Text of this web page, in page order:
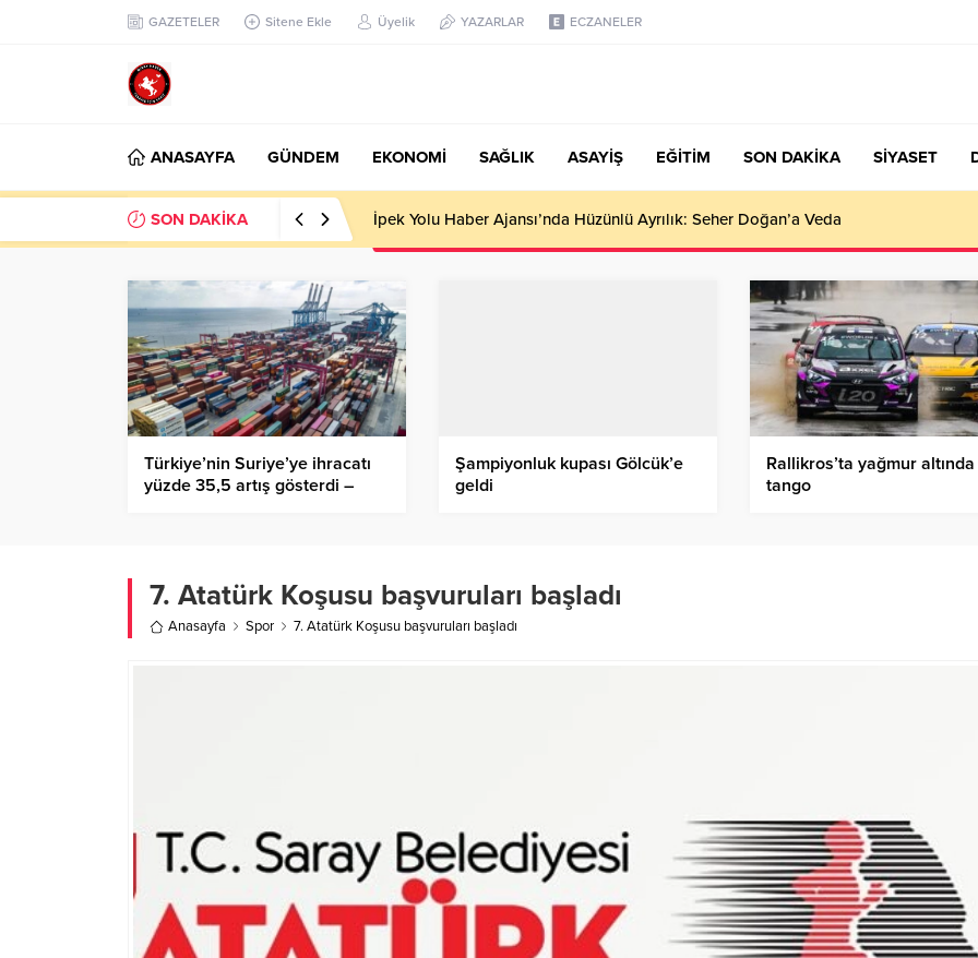
GAZETELER Sitene Ekle Üyelik YAZARLAR ECZANELER
ANASAYFA GÜNDEM EKONOMİ SAĞLIK ASAYİŞ EĞİTİM SON DAKİKA SİYASET
SON DAKİKA İpek Yolu Haber Ajansı’nda Hüzünlü Ayrılık: Seher Doğan’a Veda
Türkiye’nin Suriye’ye ihracatı
yüzde 35,5 artış gösterdi –
Şampiyonluk kupası Gölcük’e
geldi
Rallikros’ta yağmur
tango
7. Atatürk Koşusu başvuruları başladı
Anasayfa Spor 7. Atatürk Koşusu başvuruları başladı